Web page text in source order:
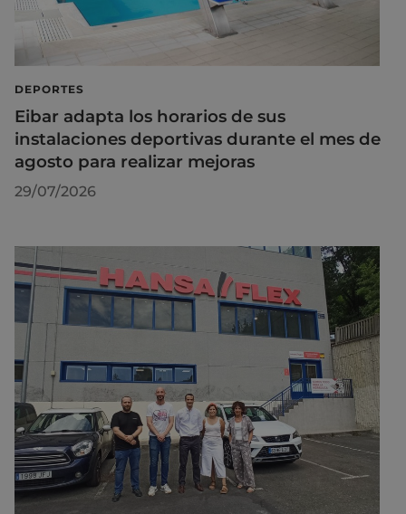
DEPORTES
Eibar adapta los horarios de sus
instalaciones deportivas durante el mes de
agosto para realizar mejoras
29/07/2026